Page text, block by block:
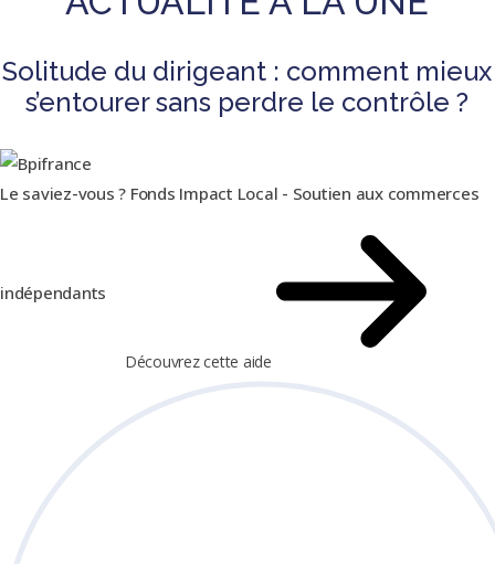
Solitude du dirigeant : comment mieux
s’entourer sans perdre le contrôle ?
Le saviez-vous ? Fonds Impact Local - Soutien aux commerces
indépendants
Découvrez cette aide